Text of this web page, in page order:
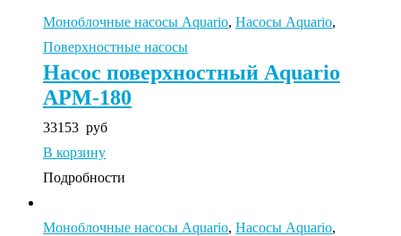
Моноблочные насосы Aquario, Насосы Aquario,
Поверхностные насосы
Насос поверхностный Aquario
APM-180
33153 руб
В корзину
Подробности
Моноблочные насосы Aquario, Насосы Aquario,